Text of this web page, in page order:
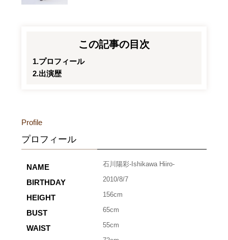
この記事の目次
プロフィール
出演歴
Profile
プロフィール
NAME 石川陽彩-Ishikawa Hiiro-
BIRTHDAY 2010/8/7
HEIGHT 156cm
BUST 65cm
WAIST 55cm